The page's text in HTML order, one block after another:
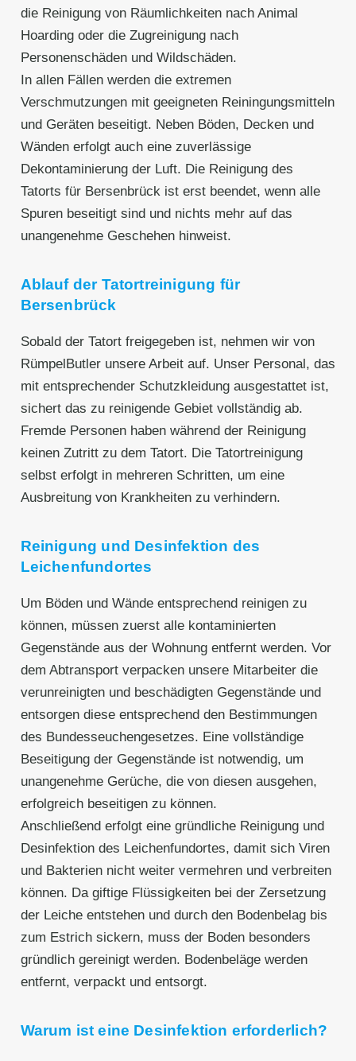
die Reinigung von Räumlichkeiten nach Animal
Hoarding oder die Zugreinigung nach
Personenschäden und Wildschäden.
In allen Fällen werden die extremen
Verschmutzungen mit geeigneten Reiningungsmitteln
und Geräten beseitigt. Neben Böden, Decken und
Wänden erfolgt auch eine zuverlässige
Dekontaminierung der Luft. Die Reinigung des
Tatorts für Bersenbrück ist erst beendet, wenn alle
Spuren beseitigt sind und nichts mehr auf das
unangenehme Geschehen hinweist.
Ablauf der Tatortreinigung für
Bersenbrück
Sobald der Tatort freigegeben ist, nehmen wir von
RümpelButler unsere Arbeit auf. Unser Personal, das
mit entsprechender Schutzkleidung ausgestattet ist,
sichert das zu reinigende Gebiet vollständig ab.
Fremde Personen haben während der Reinigung
keinen Zutritt zu dem Tatort. Die Tatortreinigung
selbst erfolgt in mehreren Schritten, um eine
Ausbreitung von Krankheiten zu verhindern.
Reinigung und Desinfektion des
Leichenfundortes
Um Böden und Wände entsprechend reinigen zu
können, müssen zuerst alle kontaminierten
Gegenstände aus der Wohnung entfernt werden. Vor
dem Abtransport verpacken unsere Mitarbeiter die
verunreinigten und beschädigten Gegenstände und
entsorgen diese entsprechend den Bestimmungen
des Bundesseuchengesetzes. Eine vollständige
Beseitigung der Gegenstände ist notwendig, um
unangenehme Gerüche, die von diesen ausgehen,
erfolgreich beseitigen zu können.
Anschließend erfolgt eine gründliche Reinigung und
Desinfektion des Leichenfundortes, damit sich Viren
und Bakterien nicht weiter vermehren und verbreiten
können. Da giftige Flüssigkeiten bei der Zersetzung
der Leiche entstehen und durch den Bodenbelag bis
zum Estrich sickern, muss der Boden besonders
gründlich gereinigt werden. Bodenbeläge werden
entfernt, verpackt und entsorgt.
Warum ist eine Desinfektion erforderlich?